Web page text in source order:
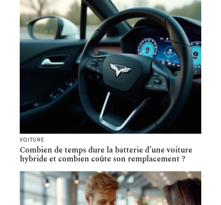
VOITURE
Combien de temps dure la batterie d’une voiture
hybride et combien coûte son remplacement ?